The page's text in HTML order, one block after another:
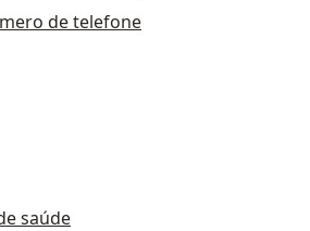
de telefone
saúde